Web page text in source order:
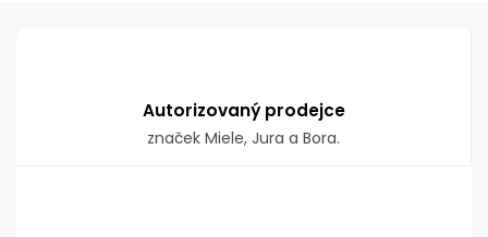
Autorizovaný prodejce
značek Miele, Jura a Bora.